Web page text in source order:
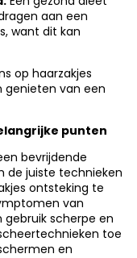
aan een
want dit kan
op haarzakjes
genieten van een
punten
bevrijdende
de juiste technieken
ontsteking te
van
gebruik scherpe en
toe
en